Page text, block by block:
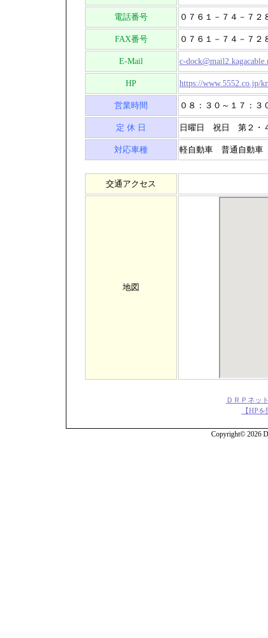
電話番号 ０７６１－７４－７２
FAX番号 ０７６１－７４－７２
E-Mail c-
HP https://www.5552.co.jp/
営業時間 ０８：３０～１７：３
定 休 日 日曜日 祝日 第２・
対応車種 軽自動車 普通自動車
交通アクセス
地図
ＤＲＰネッ
【HP
Copyright© 2026